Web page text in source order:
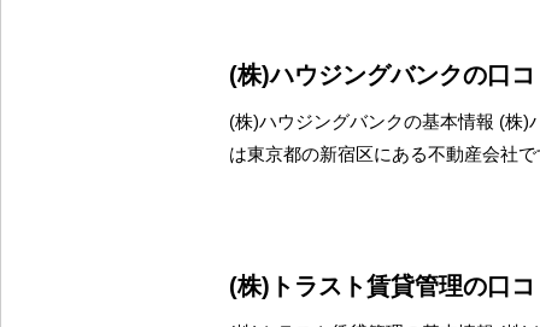
(株)ハウジングバンクの口
(株)ハウジングバンクの基本情報 (株)
は東京都の新宿区にある不動産会社
(株)トラスト賃貸管理の口